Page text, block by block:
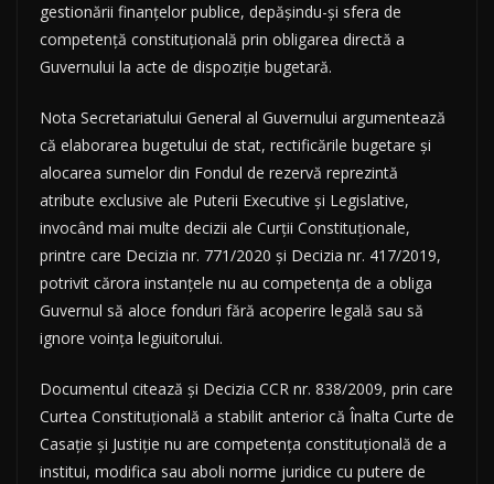
gestionării finanțelor publice, depășindu-și sfera de
competență constituțională prin obligarea directă a
Guvernului la acte de dispoziție bugetară.
Nota Secretariatului General al Guvernului argumentează
că elaborarea bugetului de stat, rectificările bugetare și
alocarea sumelor din Fondul de rezervă reprezintă
atribute exclusive ale Puterii Executive și Legislative,
invocând mai multe decizii ale Curții Constituționale,
printre care Decizia nr. 771/2020 și Decizia nr. 417/2019,
potrivit cărora instanțele nu au competența de a obliga
Guvernul să aloce fonduri fără acoperire legală sau să
ignore voința legiuitorului.
Documentul citează și Decizia CCR nr. 838/2009, prin care
Curtea Constituțională a stabilit anterior că Înalta Curte de
Casație și Justiție nu are competența constituțională de a
institui, modifica sau aboli norme juridice cu putere de